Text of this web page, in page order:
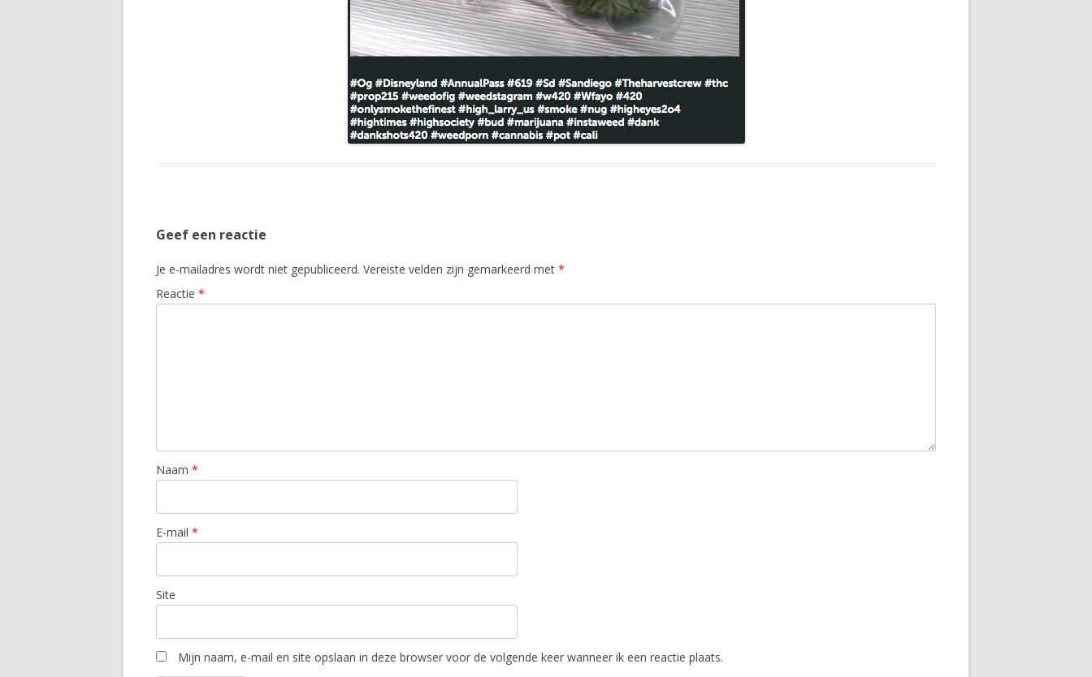
Geef een reactie
Je e-mailadres wordt niet gepubliceerd. Vereiste velden zijn gemarkeerd met *
Reactie *
Naam *
E-mail *
Site
Mijn naam, e-mail en site opslaan in deze browser voor de volgende keer wanneer ik een reactie plaats.